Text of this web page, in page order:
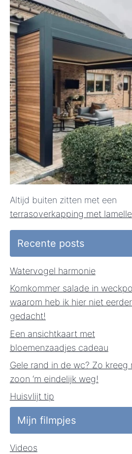
Altijd buiten zitten met een
terrasoverkapping met
Recente posts
Watervogel harmonie
Komkommer salade in
waarom heb ik hier niet
gedacht!
Een ansichtkaart met
bloemenzaadjes cadeau
Gele rand in de wc? Zo kreeg
zoon ‘m eindelijk weg!
Huisvlijt tip
Mijn filmpjes
Videos